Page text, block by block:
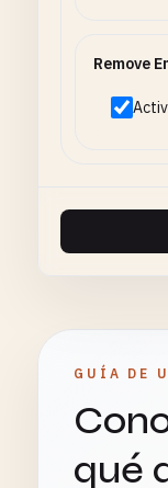
Remove
GUÍA DE
qué